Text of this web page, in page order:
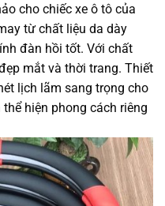
cho chiếc xe ô tô của
từ chất liệu da dày
đàn hồi tốt. Với chất
mắt và thời trang. Thiết
lịch lãm sang trọng cho
hiện phong cách riêng